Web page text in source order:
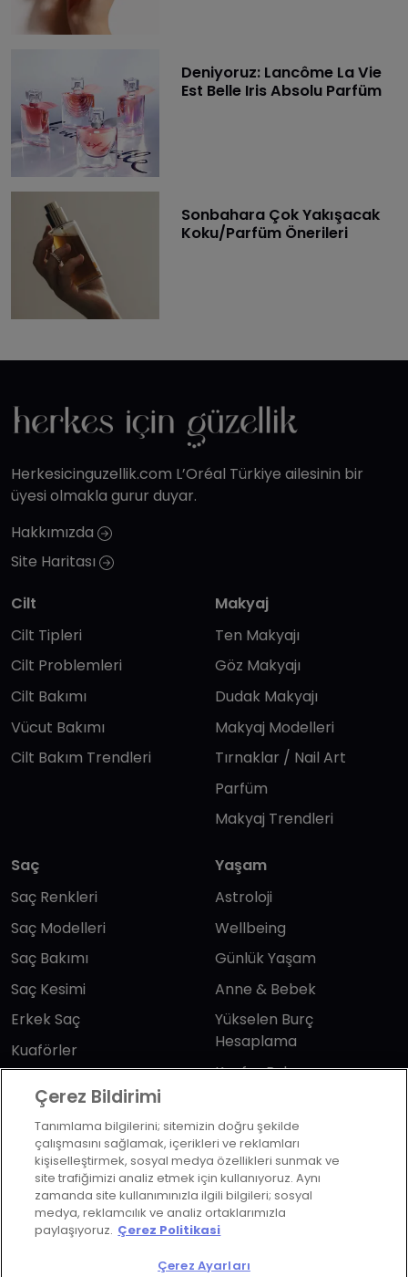
Deniyoruz: Lancôme La Vie
Est Belle Iris Absolu Parfüm
Sonbahara Çok Yakışacak
Koku/Parfüm Önerileri
Herkesicinguzellik.com L’Oréal Türkiye ailesinin bir
üyesi olmakla gurur duyar.
Hakkımızda
Site Haritası
Cilt
Cilt Tipleri
Cilt Problemleri
Cilt Bakımı
Vücut Bakımı
Cilt Bakım Trendleri
Makyaj
Ten Makyajı
Göz Makyajı
Dudak Makyajı
Makyaj Modelleri
Tırnaklar / Nail Art
Parfüm
Makyaj Trendleri
Saç
Saç Renkleri
Saç Modelleri
Saç Bakımı
Saç Kesimi
Erkek Saç
Kuaförler
Yaşam
Astroloji
Wellbeing
Günlük Yaşam
Anne & Bebek
Yükselen Burç
Hesaplama
Kuafor Bulma
Bizi takip edin
Çerez Bildirimi
Tanımlama bilgilerini; sitemizin doğru şekilde
çalışmasını sağlamak, içerikleri ve reklamları
kişiselleştirmek, sosyal medya özellikleri sunmak ve
site trafiğimizi analiz etmek için kullanıyoruz. Aynı
zamanda site kullanımınızla ilgili bilgileri; sosyal
medya, reklamcılık ve analiz ortaklarımızla
paylaşıyoruz. Çerez Politikasi
Çerez Ayarları